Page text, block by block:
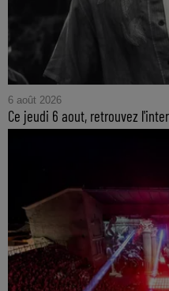
6 août 2026
Ce jeudi 6 aout, retrouvez